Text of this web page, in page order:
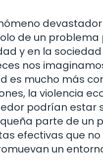
de un
y en la
nos
es mucho más
la violencia
podrían estar
parte de un
efectivas que
un